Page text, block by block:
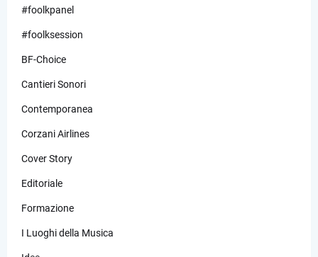
#foolkpanel
#foolksession
BF-Choice
Cantieri Sonori
Contemporanea
Corzani Airlines
Cover Story
Editoriale
Formazione
I Luoghi della Musica